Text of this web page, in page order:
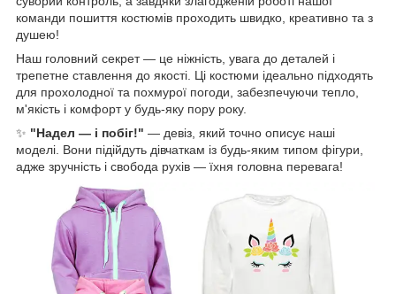
команди пошиття костюмів проходить швидко, креативно та з
душею!
Наш головний секрет — це ніжність, увага до деталей і
трепетне ставлення до якості. Ці костюми ідеально підходять
для прохолодної та похмурої погоди, забезпечуючи тепло,
м'якість і комфорт у будь-яку пору року.
✨ "Надел — і побіг!" — девіз, який точно описує наші
моделі. Вони підійдуть дівчаткам із будь-яким типом фігури,
адже зручність і свобода рухів — їхня головна перевага!